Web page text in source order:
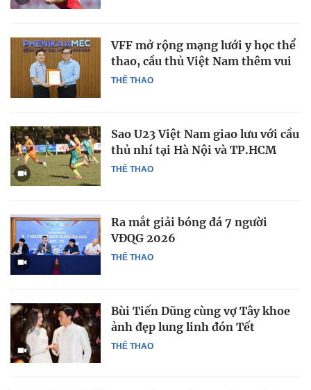
THỂ THAO
VFF mở rộng mạng lưới y học thể
thao, cầu thủ Việt Nam thêm vui
THỂ THAO
Sao U23 Việt Nam giao lưu với cầu
thủ nhí tại Hà Nội và TP.HCM
THỂ THAO
Ra mắt giải bóng đá 7 người
VĐQG 2026
THỂ THAO
Bùi Tiến Dũng cùng vợ Tây khoe
ảnh đẹp lung linh đón Tết